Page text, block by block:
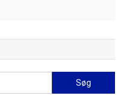
efter: